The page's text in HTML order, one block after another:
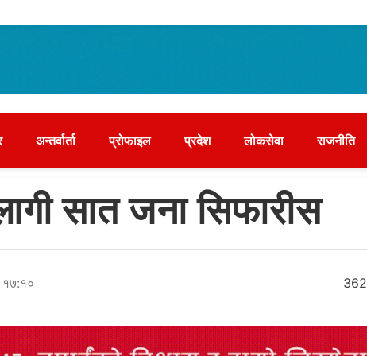
अन्तर्वार्ता प्रोफाइल प्रदेश लोकसेवा राजनीति
सात जना सिफारीस
१७:१० 362